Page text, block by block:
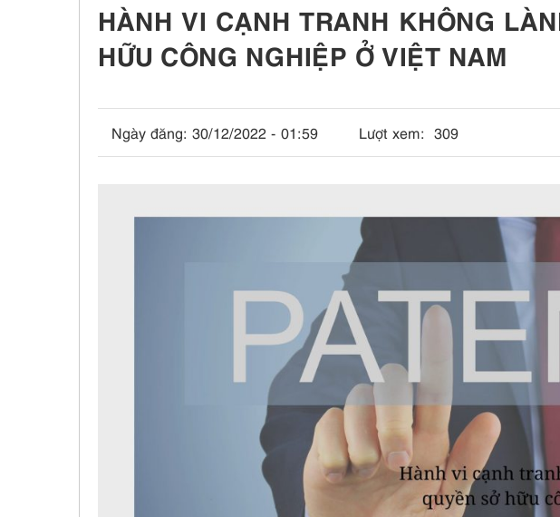
HÀNH VI CẠNH TRANH KHÔNG
HỮU CÔNG NGHIỆP Ở VIỆT NAM
Ngày đăng: 30/12/2022 - 01:59 Lượt xem: 309